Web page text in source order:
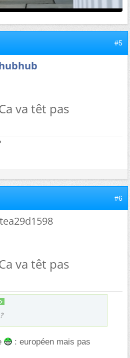
#5
va têt pas
#6
va têt pas
: européen mais pas